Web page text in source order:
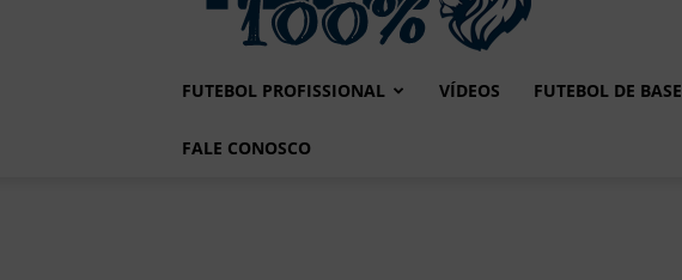
FUTEBOL PROFISSIONAL VÍDEOS FUTEBOL DE BASE
FALE CONOSCO